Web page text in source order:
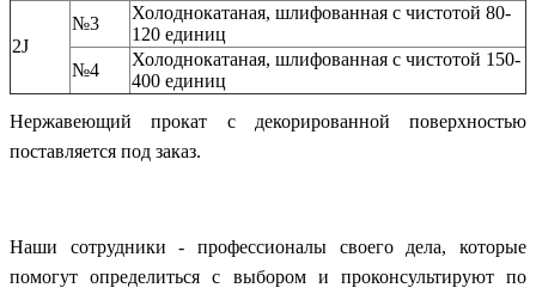
2J
№3
Холоднокатаная, шлифованная с чистотой 80-
120 единиц
№4
Холоднокатаная, шлифованная с чистотой 150-
400 единиц
Нержавеющий прокат с декорированной поверхностью
поставляется под заказ.
Наши сотрудники - профессионалы своего дела, которые
помогут определиться с выбором и проконсультируют по